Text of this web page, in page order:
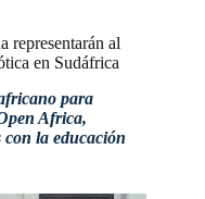
representarán al
en Sudáfrica
para
Africa,
con la educación